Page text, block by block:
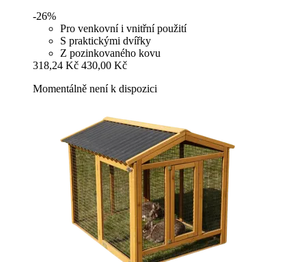
-26%
Pro venkovní i vnitřní použití
S praktickými dvířky
Z pozinkovaného kovu
318,24 Kč 430,00 Kč
Momentálně není k dispozici